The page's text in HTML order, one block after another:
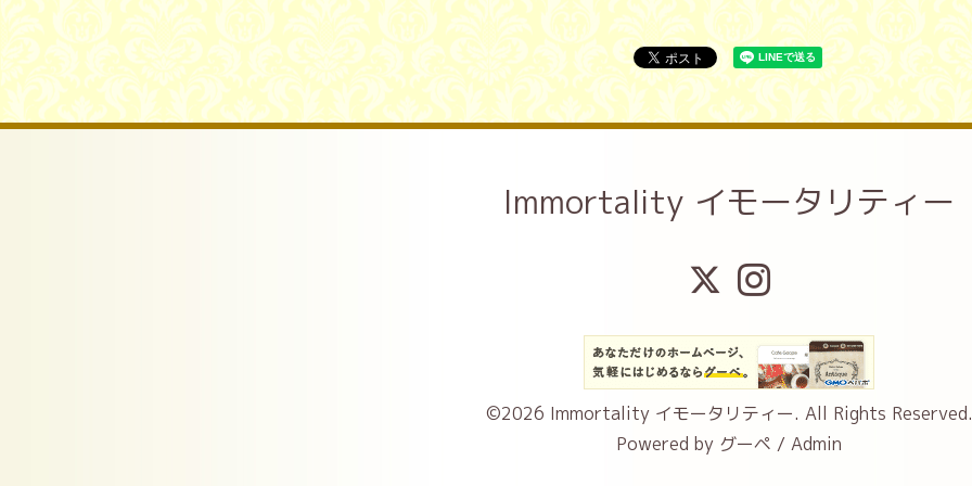
Immortality イモータリティー
©2026 Immortality イモータリティー. All Rights Reserved.
Powered by グーペ / Admin